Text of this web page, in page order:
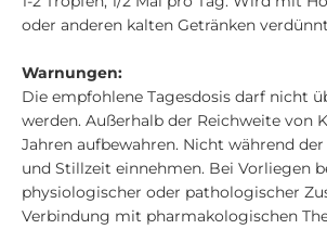
oder anderen kalten Getränken
Warnungen:
Die empfohlene Tagesdosis darf nicht
werden. Außerhalb der Reichweite von
Jahren aufbewahren. Nicht während
und Stillzeit einnehmen. Bei Vorliegen
physiologischer oder pathologischer
Verbindung mit pharmakologischen